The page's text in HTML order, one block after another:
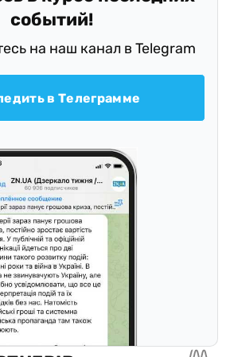
событий!
на наш канал в Telegram
в Телеграмме